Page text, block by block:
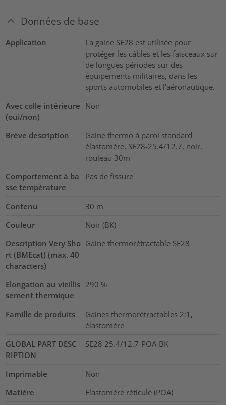
Données de base
Application
La gaine SE28 est utilisée pour
protéger les câbles et les faisceaux sur
de longues périodes sur des
équipements militaires, dans les
sports automobiles et l'aéronautique.
Avec colle intérieure
(oui/non)
Non
Brève description
Gaine thermo à paroi standard
élastomère, SE28-25.4/12.7, noir,
rouleau 30m
Comportement à ba
sse température
Pas de fissure
Contenu 30 m
Couleur
Noir (BK)
Description Very Sho
rt (BMEcat) (max. 40
characters)
Gaine thermorétractable SE28
Elongation au vieillis
sement thermique
290 %
Famille de produits
Gaines thermorétractables 2:1,
élastomère
GLOBAL PART DESC
RIPTION
SE28 25.4/12.7-POA-BK
Imprimable
Non
Matière
Elastomère réticulé (POA)